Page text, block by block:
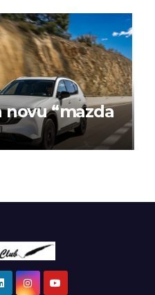
novu “mazda